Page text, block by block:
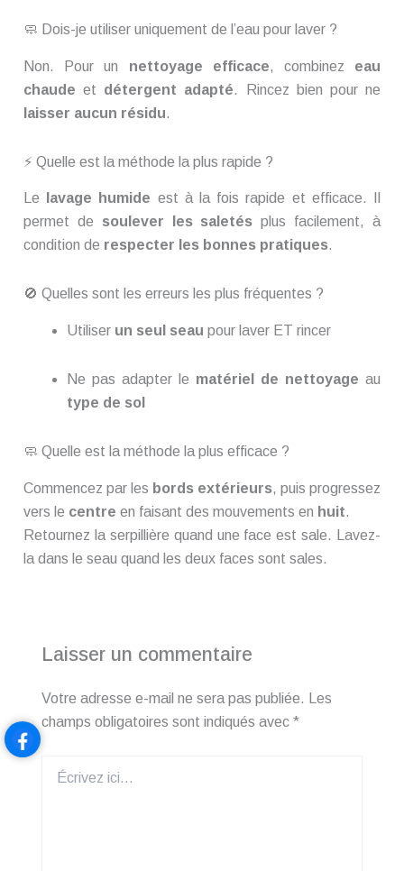
🧼 Dois-je utiliser uniquement de l’eau pour laver ?
Non. Pour un nettoyage efficace, combinez eau
chaude et détergent adapté. Rincez bien pour ne
laisser aucun résidu.
⚡ Quelle est la méthode la plus rapide ?
Le lavage humide est à la fois rapide et efficace. Il
permet de soulever les saletés plus facilement, à
condition de respecter les bonnes pratiques.
🚫 Quelles sont les erreurs les plus fréquentes ?
Utiliser un seul seau pour laver ET rincer
Ne pas adapter le matériel de nettoyage au
type de sol
🧼 Quelle est la méthode la plus efficace ?
Commencez par les bords extérieurs, puis progressez
vers le centre en faisant des mouvements en huit.
Retournez la serpillière quand une face est sale. Lavez-
la dans le seau quand les deux faces sont sales.
Laisser un commentaire
Votre adresse e-mail ne sera pas publiée.
Les
champs obligatoires sont indiqués avec *
ici…